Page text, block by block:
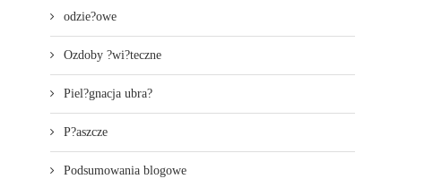
odzie?owe
Ozdoby ?wi?teczne
Piel?gnacja ubra?
P?aszcze
Podsumowania blogowe